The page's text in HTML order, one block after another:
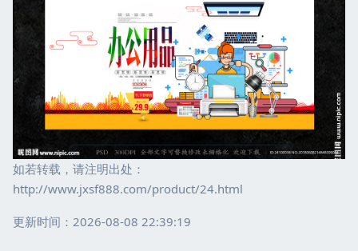
如若转载，请注明出处：
http://www.jxsf888.com/product/24.html
更新时间：2026-08-08 22:39:19